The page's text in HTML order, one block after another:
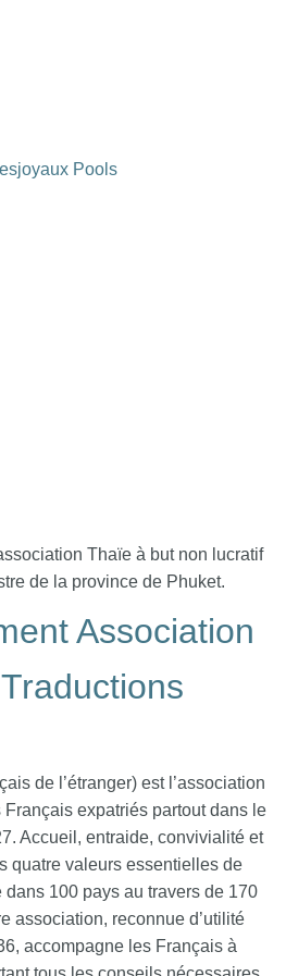
Thaïe à but non lucratif
de la province de Phuket.
Association
de l’étranger) est l’association
expatriés partout dans le
Accueil, entraide, convivialité et
quatre valeurs essentielles de
dans 100 pays au travers de 170
association, reconnue d’utilité
accompagne les Français à